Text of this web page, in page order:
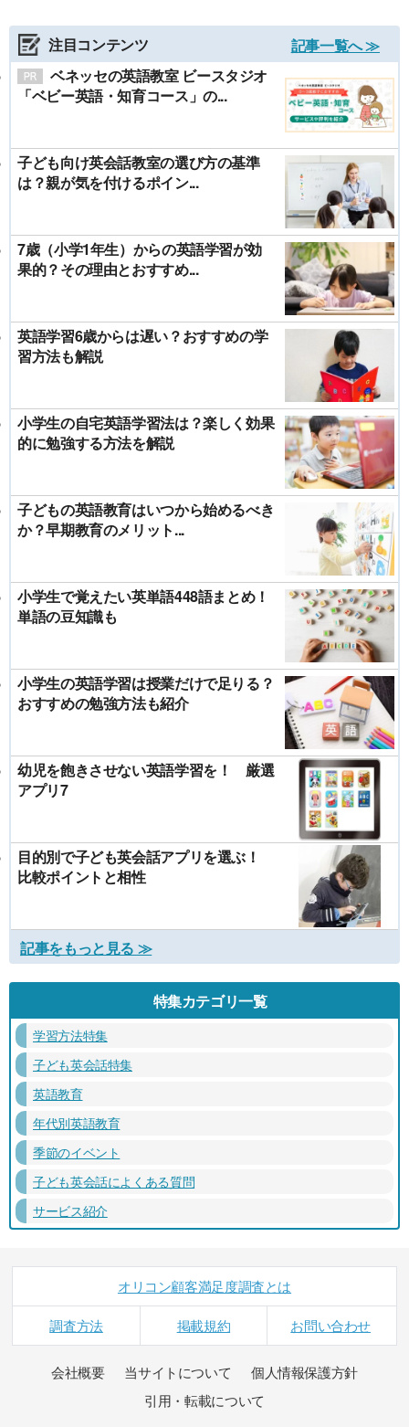
注目コンテンツ
記事一覧へ ≫
ベネッセの英語教室 ビースタジオ
「ベビー英語・知育コース」の...
子ども向け英会話教室の選び方の基準
は？親が気を付けるポイン...
7歳（小学1年生）からの英語学習が効
果的？その理由とおすすめ...
英語学習6歳からは遅い？おすすめの学
習方法も解説
小学生の自宅英語学習法は？楽しく効果
的に勉強する方法を解説
子どもの英語教育はいつから始めるべき
か？早期教育のメリット...
小学生で覚えたい英単語448語まとめ！
単語の豆知識も
小学生の英語学習は授業だけで足りる？
おすすめの勉強方法も紹介
幼児を飽きさせない英語学習を！ 厳選
アプリ7
目的別で子ども英会話アプリを選ぶ！
比較ポイントと相性
記事をもっと見る ≫
特集カテゴリ一覧
学習方法特集
子ども英会話特集
英語教育
年代別英語教育
季節のイベント
子ども英会話によくある質問
サービス紹介
オリコン顧客満足度調査とは
調査方法 掲載規約 お問い合わせ
会社概要 当サイトについて
個人情報保護方針
引用・転載について